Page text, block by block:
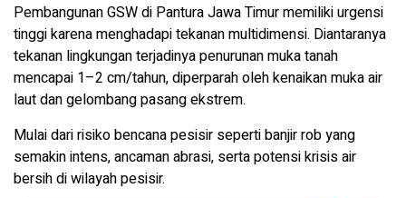
Pembangunan GSW di Pantura Jawa Timur memiliki urgensi
tinggi karena menghadapi tekanan multidimensi. Diantaranya
tekanan lingkungan terjadinya penurunan muka tanah
mencapai 1–2 cm/tahun, diperparah oleh kenaikan muka air
laut dan gelombang pasang ekstrem.
Mulai dari risiko bencana pesisir seperti banjir rob yang
semakin intens, ancaman abrasi, serta potensi krisis air
bersih di wilayah pesisir.